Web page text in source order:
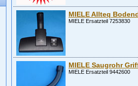
MIELE Allteq
MIELE Ersatzteil 7253830
MIELE Saugrohr
MIELE Ersatzteil 9442600